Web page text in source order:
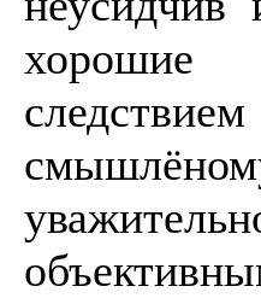
хорошие